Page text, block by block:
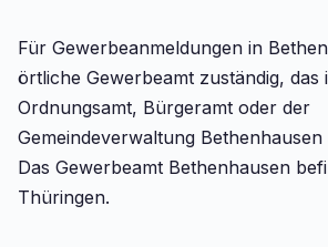
Für Gewerbeanmeldungen in
örtliche Gewerbeamt zuständig, das
Ordnungsamt, Bürgeramt oder der
Gemeindeverwaltung Bethenhausen
Das Gewerbeamt Bethenhausen
Thüringen.